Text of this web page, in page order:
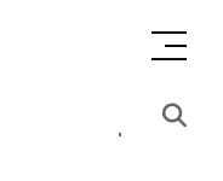
Consultar precio